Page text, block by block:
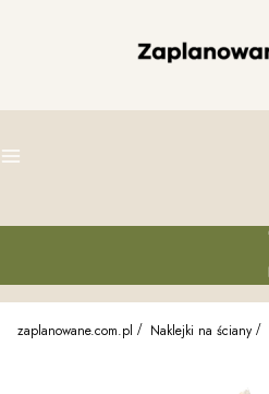
Menu
zaplanowane.com.pl Naklejki na ściany